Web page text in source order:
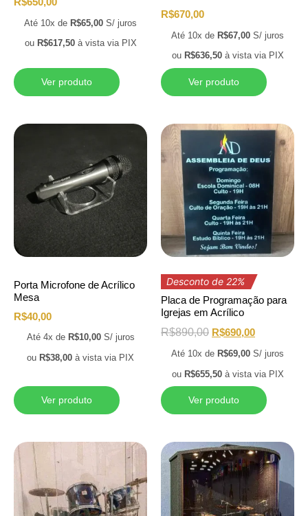
Até 10x de R$65,00 S/ juros
ou R$617,50 à vista via PIX
Ver produto
R$670,00
Até 10x de R$67,00 S/ juros
ou R$636,50 à vista via PIX
Ver produto
Porta Microfone de Acrílico
Mesa
R$40,00
Até 4x de R$10,00 S/ juros
ou R$38,00 à vista via PIX
Ver produto
Desconto de 22%
Placa de Programação para
Igrejas em Acrílico
R$890,00 R$690,00
Até 10x de R$69,00 S/ juros
ou R$655,50 à vista via PIX
Ver produto